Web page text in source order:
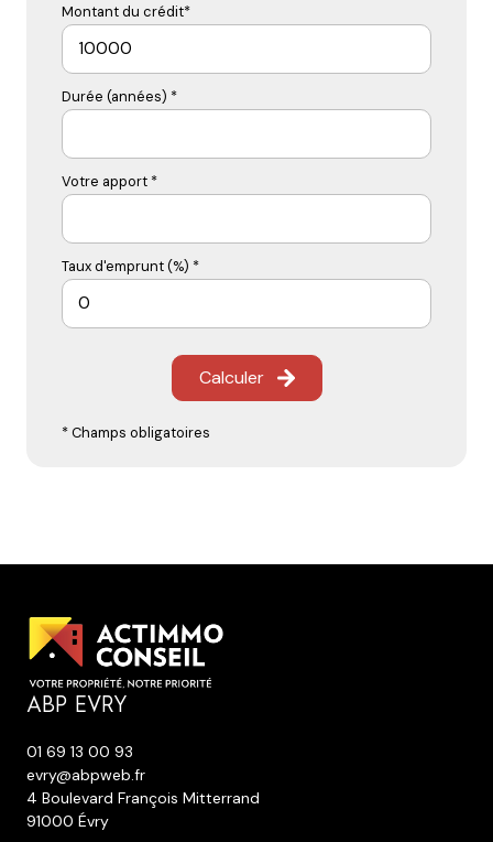
Montant du crédit*
Durée (années) *
Votre apport *
Taux d'emprunt (%) *
Calculer
* Champs obligatoires
ABP EVRY
01 69 13 00 93
evry@abpweb.fr
4 Boulevard François Mitterrand
91000 Évry